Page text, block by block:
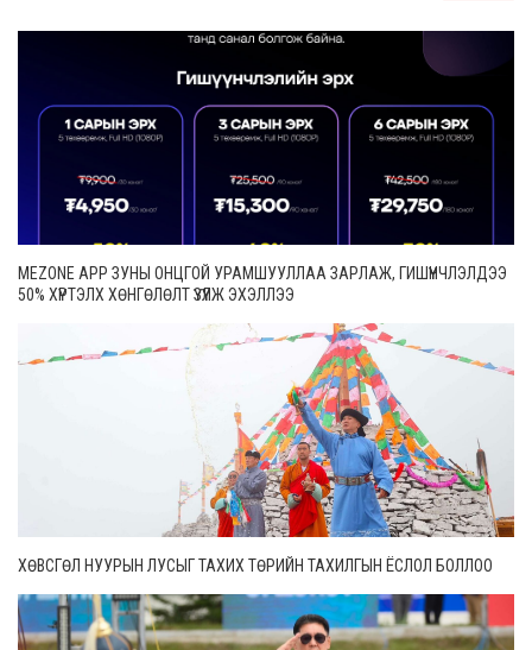
MEZONE APP ЗУНЫ ОНЦГОЙ УРАМШУУЛЛАА ЗАРЛАЖ, ГИШҮҮНЧЛЭЛДЭЭ
50% ХҮРТЭЛХ ХӨНГӨЛӨЛТ ҮЗҮҮЛЖ ЭХЭЛЛЭЭ
ХӨВСГӨЛ НУУРЫН ЛУСЫГ ТАХИХ ТӨРИЙН ТАХИЛГЫН ЁСЛОЛ БОЛЛОО